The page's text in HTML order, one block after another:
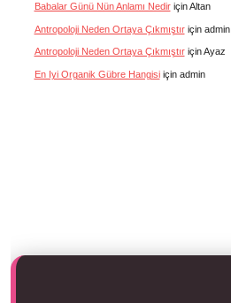
Babalar Günü Nün Anlamı NediriçinAltan
Antropoloji Neden Ortaya Çıkmıştıriçin admin
Antropoloji Neden Ortaya ÇıkmıştıriçinAyaz
En Iyi Organik Gübre Hangisiiçin admin